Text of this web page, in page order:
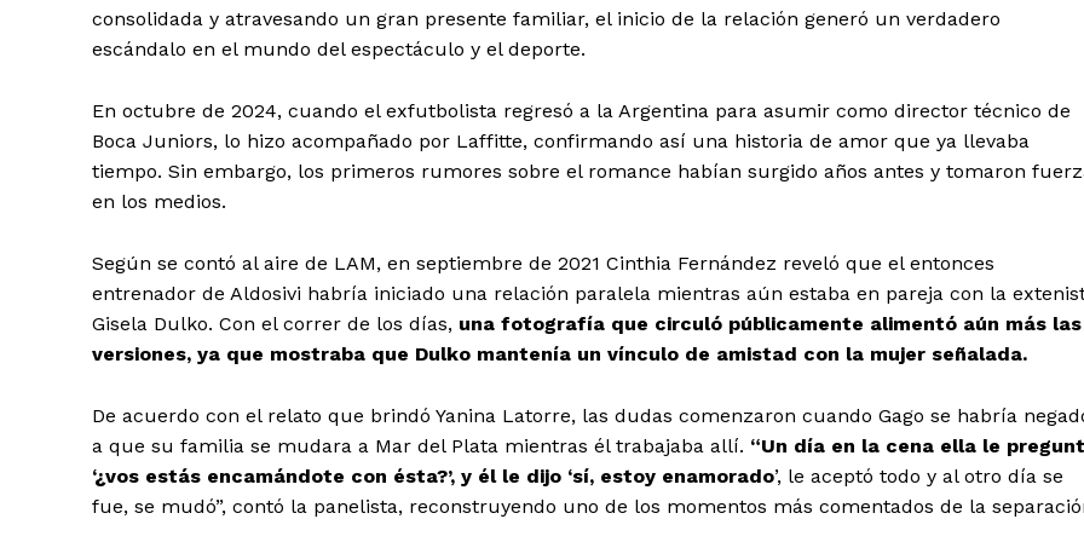
consolidada y atravesando un gran presente familiar, el inicio de la relación generó un verdadero
escándalo en el mundo del espectáculo y el deporte.
En octubre de 2024, cuando el exfutbolista regresó a la Argentina para asumir como director técnico de
Boca Juniors, lo hizo acompañado por Laffitte, confirmando así una historia de amor que ya llevaba
tiempo. Sin embargo, los primeros rumores sobre el romance habían surgido años antes y tomaron
en los medios.
Según se contó al aire de LAM, en septiembre de 2021 Cinthia Fernández reveló que el entonces
entrenador de Aldosivi habría iniciado una relación paralela mientras aún estaba en pareja con la
Gisela Dulko. Con el correr de los días, una fotografía que circuló públicamente alimentó aún más las
versiones, ya que mostraba que Dulko mantenía un vínculo de amistad con la mujer señalada.
De acuerdo con el relato que brindó Yanina Latorre, las dudas comenzaron cuando Gago se habría
a que su familia se mudara a Mar del Plata mientras él trabajaba allí. “Un día en la cena ella le
‘¿vos estás encamándote con ésta?’, y él le dijo ‘sí, estoy enamorado’, le aceptó todo y al otro día se
fue, se mudó”, contó la panelista, reconstruyendo uno de los momentos más comentados de la